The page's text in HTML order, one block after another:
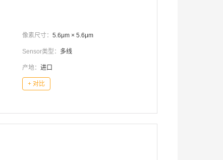
像素尺寸： 5.6μm × 5.6μm
Sensor类型： 多线
产地： 进口
+ 对比